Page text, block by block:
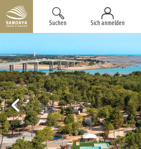
Suchen Sich anmelden